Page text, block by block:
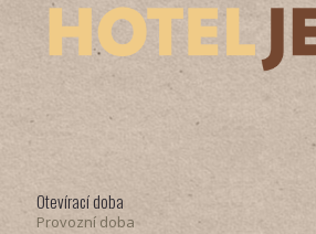
Otevírací doba
Provozní doba